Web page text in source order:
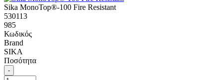
Sika MonoTop®-100 Fire Resistant
530113
985
Κωδικός
Brand
SIKA
Ποσότητα
-